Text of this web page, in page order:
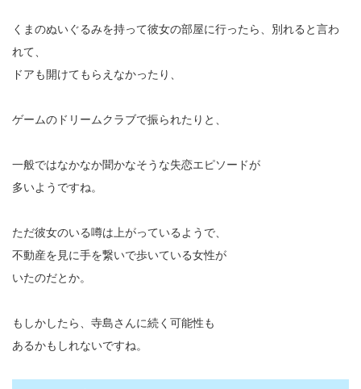
くまのぬいぐるみを持って彼女の部屋に行ったら、別れると言わ
れて、
ドアも開けてもらえなかったり、
ゲームのドリームクラブで振られたりと、
一般ではなかなか聞かなそうな失恋エピソードが
多いようですね。
ただ彼女のいる噂は上がっているようで、
不動産を見に手を繋いで歩いている女性が
いたのだとか。
もしかしたら、寺島さんに続く可能性も
あるかもしれないですね。